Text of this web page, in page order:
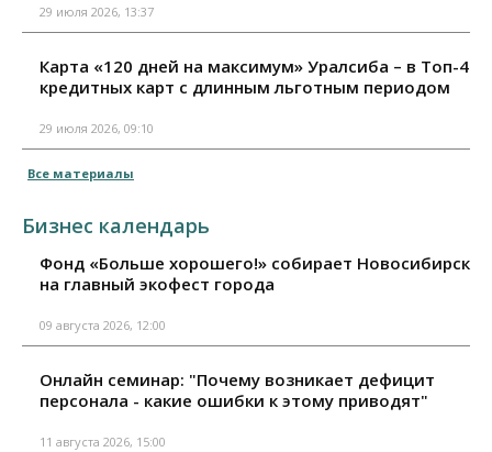
29 июля 2026, 13:37
Карта «120 дней на максимум» Уралсиба – в Топ-4
кредитных карт с длинным льготным периодом
29 июля 2026, 09:10
Все материалы
Бизнес календарь
Фонд «Больше хорошего!» собирает Новосибирск
на главный экофест города
09 августа 2026, 12:00
Онлайн семинар: "Почему возникает дефицит
персонала - какие ошибки к этому приводят"
11 августа 2026, 15:00